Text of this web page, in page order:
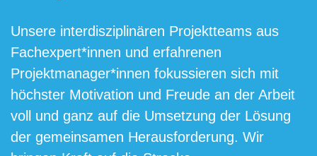
Unsere interdisziplinären Projektteams aus
Fachexpert*innen und erfahrenen
Projektmanager*innen fokussieren sich mit
höchster Motivation und Freude an der Arbeit
voll und ganz auf die Umsetzung der Lösung
der gemeinsamen Herausforderung. Wir